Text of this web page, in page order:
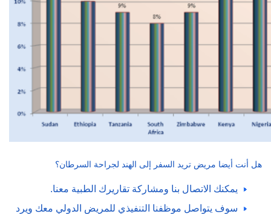
هل أنت أيضا مريض تريد السفر إلى الهند لجراحة السرطان؟
يمكنك الاتصال بنا ومشاركة تقاريرك الطبية معنا.
ﺳﻮف ﻳﺘﻮاﺻﻞ ﻣﻮﻇﻔﻨﺎ اﻟﺘﻨﻔﻴﺬي ﻟﻠﻤﺮﻳﺾ اﻟﺪوﻟﻲ ﻣﻌﻚ وﻳﺮد